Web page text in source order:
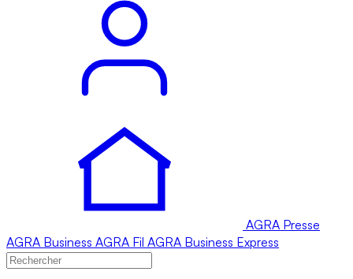
AGRA Presse
AGRA Business AGRA Fil AGRA Business Express